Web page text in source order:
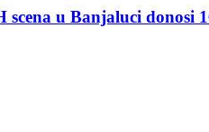
u Banjaluci donosi